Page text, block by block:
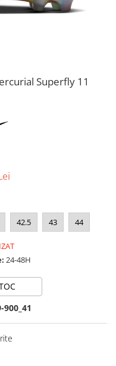
Superfly 11
42.5 43 44
24-48H
900_41